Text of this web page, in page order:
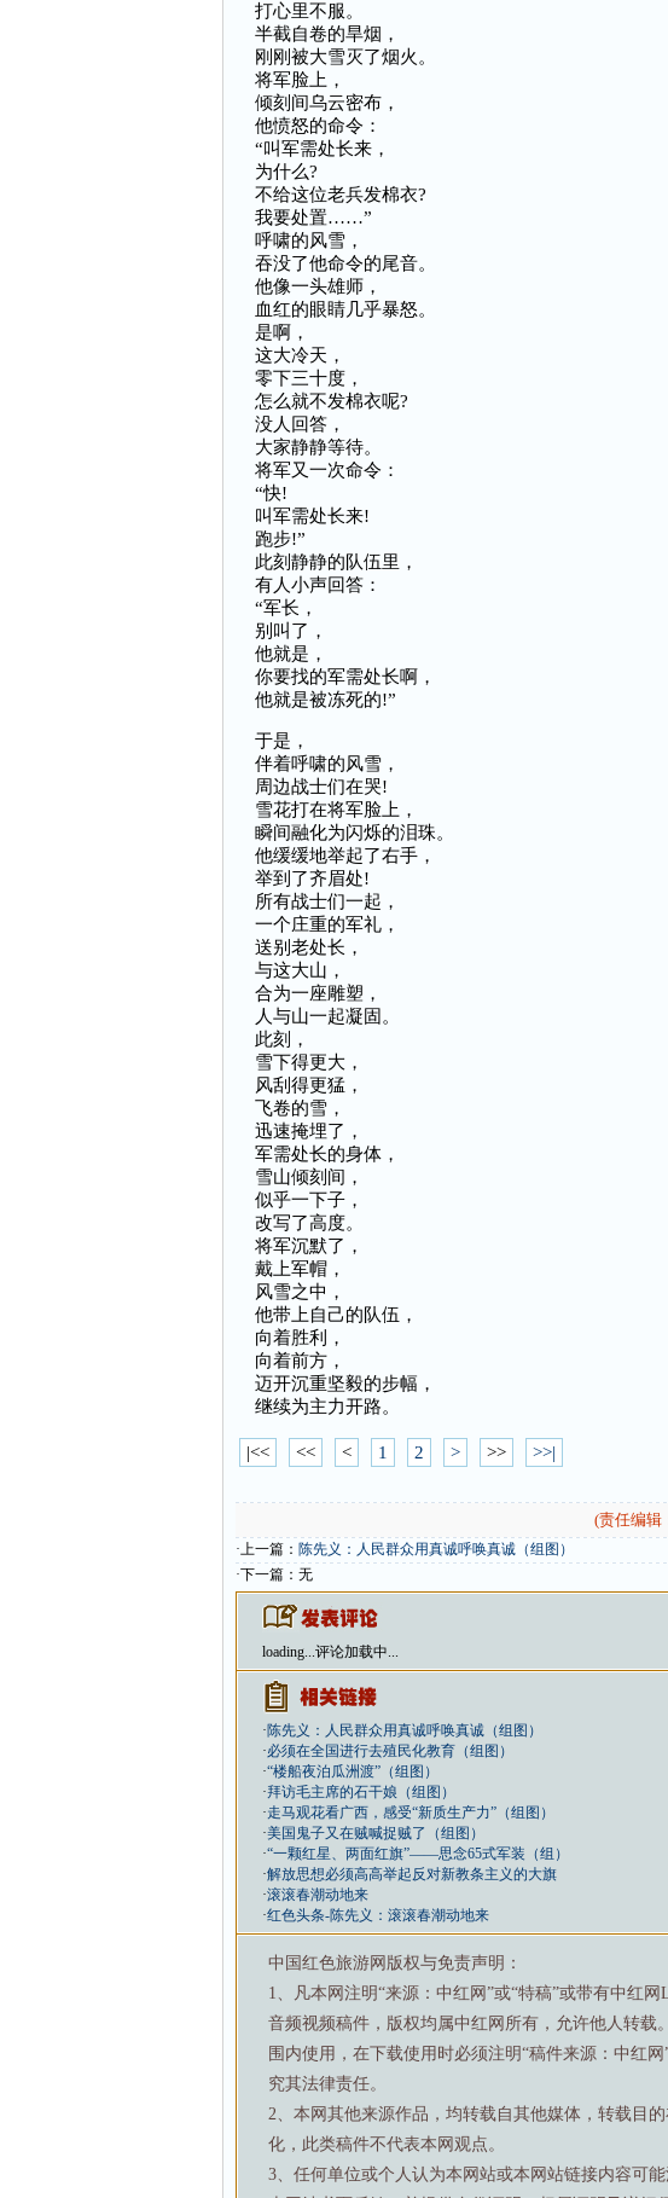
打心里不服。
半截自卷的旱烟，
刚刚被大雪灭了烟火。
将军脸上，
倾刻间乌云密布，
他愤怒的命令：
“叫军需处长来，
为什么?
不给这位老兵发棉衣?
我要处置……”
呼啸的风雪，
吞没了他命令的尾音。
他像一头雄师，
血红的眼睛几乎暴怒。
是啊，
这大冷天，
零下三十度，
怎么就不发棉衣呢?
没人回答，
大家静静等待。
将军又一次命令：
“快!
叫军需处长来!
跑步!”
此刻静静的队伍里，
有人小声回答：
“军长，
别叫了，
他就是，
你要找的军需处长啊，
他就是被冻死的!”
于是，
伴着呼啸的风雪，
周边战士们在哭!
雪花打在将军脸上，
瞬间融化为闪烁的泪珠。
他缓缓地举起了右手，
举到了齐眉处!
所有战士们一起，
一个庄重的军礼，
送别老处长，
与这大山，
合为一座雕塑，
人与山一起凝固。
此刻，
雪下得更大，
风刮得更猛，
飞卷的雪，
迅速掩埋了，
军需处长的身体，
雪山倾刻间，
似乎一下子，
改写了高度。
将军沉默了，
戴上军帽，
风雪之中，
他带上自己的队伍，
向着胜利，
向着前方，
迈开沉重坚毅的步幅，
继续为主力开路。
|<< << < 1 2 > >> >>|
(责任编辑
·上一篇： 陈先义：人民群众用真诚呼唤真诚（组图）
·下一篇：无
loading...评论加载中...
·陈先义：人民群众用真诚呼唤真诚（组图）
·必须在全国进行去殖民化教育（组图）
·“楼船夜泊瓜洲渡”（组图）
·拜访毛主席的石干娘（组图）
·走马观花看广西，感受“新质生产力”（组图）
·美国鬼子又在贼喊捉贼了（组图）
·“一颗红星、两面红旗”——思念65式军装（组）
·解放思想必须高高举起反对新教条主义的大旗
·滚滚春潮动地来
·红色头条-陈先义：滚滚春潮动地来
中国红色旅游网版权与免责声明：
1、凡本网注明“来源：中红网”或“特稿”或带有中红
音频视频稿件，版权均属中红网所有，允许他人转载
围内使用，在下载使用时必须注明“稿件来源：中红
究其法律责任。
2、本网其他来源作品，均转载自其他媒体，转载目
化，此类稿件不代表本网观点。
3、任何单位或个人认为本网站或本网站链接内容可